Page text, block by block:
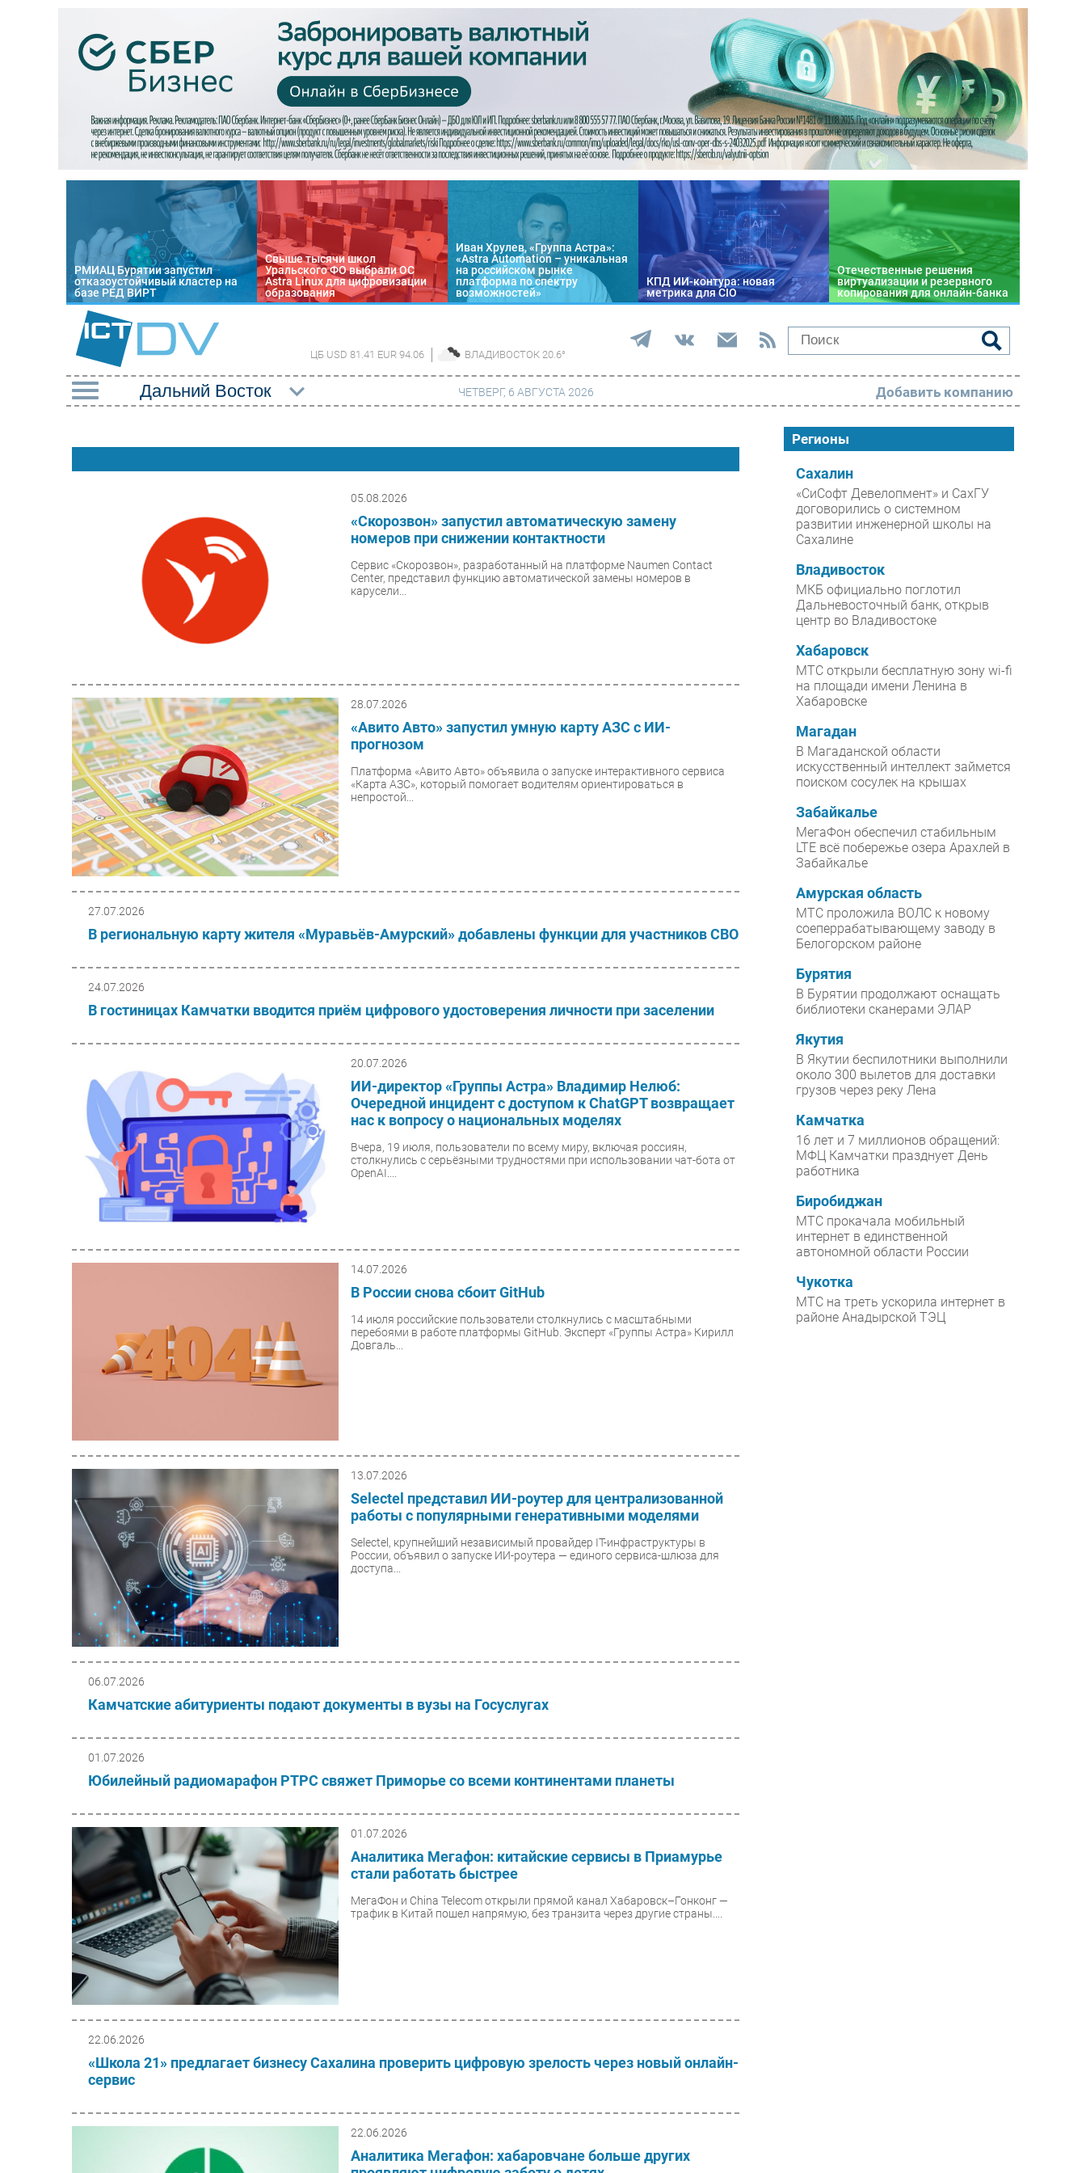
РМИАЦ Бурятии запустил
отказоустойчивый кластер на
базе РЕД ВИРТ
Свыше тысячи школ
Уральского ФО выбрали ОС
Astra Linux для цифровизации
образования
Иван Хрулев, «Группа Астра»:
«Astra Automation – уникальная
на российском рынке
платформа по спектру
возможностей»
КПД ИИ-контура: новая
метрика для CIO
Отечественные решения
виртуализации и резервного
копирования для онлайн-банка
ЦБ USD 81.41 EUR 94.06 ВЛАДИВОСТОК 20.6°
Импорто­замещение
Промышленности
Интернет
Мобильная связь
Фиксированная связь
Интеграция
Маркетинг
Торговые сети
Оборудование
Outsourcing
Финансы
Безопасность
CIO/Управление ИТ
РАЗДЕЛЫ
Новости
Аналитика
Интервью
Проекты
IT класс
Каталог компаний
ЧЕТВЕРГ, 6 АВГУСТА 2026 Добавить компанию
05.08.2026
«Скорозвон» запустил автоматическую замену
номеров при снижении контактности
Сервис «Скорозвон», разработанный на платформе Naumen Contact
Center, представил функцию автоматической замены номеров в
карусели...
28.07.2026
«Авито Авто» запустил умную карту АЗС с ИИ-
прогнозом
Платформа «Авито Авто» объявила о запуске интерактивного сервиса
«Карта АЗС», который помогает водителям ориентироваться в
непростой...
27.07.2026
В региональную карту жителя «Муравьёв-Амурский» добавлены функции для участников СВО
24.07.2026
В гостиницах Камчатки вводится приём цифрового удостоверения личности при заселении
20.07.2026
ИИ-директор «Группы Астра» Владимир Нелюб:
Очередной инцидент с доступом к ChatGPT возвращает
нас к вопросу о национальных моделях
Вчера, 19 июля, пользователи по всему миру, включая россиян,
столкнулись с серьёзными трудностями при использовании чат-бота от
OpenAI....
14.07.2026
В России снова сбоит GitHub
14 июля российские пользователи столкнулись с масштабными
перебоями в работе платформы GitHub. Эксперт «Группы Астра» Кирилл
Довгаль...
13.07.2026
Selectel представил ИИ-роутер для централизованной
работы с популярными генеративными моделями
Selectel, крупнейший независимый провайдер IT-инфраструктуры в
России, объявил о запуске ИИ-роутера — единого сервиса-шлюза для
доступа...
06.07.2026
Камчатские абитуриенты подают документы в вузы на Госуслугах
01.07.2026
Юбилейный радиомарафон РТРС свяжет Приморье со всеми континентами планеты
01.07.2026
Аналитика Мегафон: китайские сервисы в Приамурье
стали работать быстрее
МегаФон и China Telecom открыли прямой канал Хабаровск–Гонконг —
трафик в Китай пошел напрямую, без транзита через другие страны....
22.06.2026
«Школа 21» предлагает бизнесу Сахалина проверить цифровую зрелость через новый онлайн-
сервис
22.06.2026
Аналитика Мегафон: хабаровчане больше других
Регионы
Сахалин
«СиСофт Девелопмент» и СахГУ
договорились о системном
развитии инженерной школы на
Сахалине
Владивосток
МКБ официально поглотил
Дальневосточный банк, открыв
центр во Владивостоке
Хабаровск
МТС открыли бесплатную зону wi-fi
на площади имени Ленина в
Хабаровске
Магадан
В Магаданской области
искусственный интеллект займется
поиском сосулек на крышах
Забайкалье
МегаФон обеспечил стабильным
LTE всё побережье озера Арахлей в
Забайкалье
Амурская область
МТС проложила ВОЛС к новому
соеперрабатывающему заводу в
Белогорском районе
Бурятия
В Бурятии продолжают оснащать
библиотеки сканерами ЭЛАР
Якутия
В Якутии беспилотники выполнили
около 300 вылетов для доставки
грузов через реку Лена
Камчатка
16 лет и 7 миллионов обращений:
МФЦ Камчатки празднует День
работника
Биробиджан
МТС прокачала мобильный
интернет в единственной
автономной области России
Чукотка
МТС на треть ускорила интернет в
районе Анадырской ТЭЦ